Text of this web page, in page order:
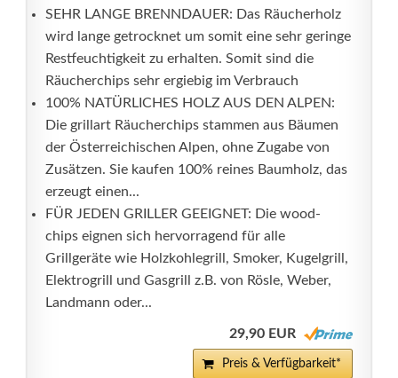
SEHR LANGE BRENNDAUER: Das Räucherholz
wird lange getrocknet um somit eine sehr geringe
Restfeuchtigkeit zu erhalten. Somit sind die
Räucherchips sehr ergiebig im Verbrauch
100% NATÜRLICHES HOLZ AUS DEN ALPEN:
Die grillart Räucherchips stammen aus Bäumen
der Österreichischen Alpen, ohne Zugabe von
Zusätzen. Sie kaufen 100% reines Baumholz, das
erzeugt einen...
FÜR JEDEN GRILLER GEEIGNET: Die wood-
chips eignen sich hervorragend für alle
Grillgeräte wie Holzkohlegrill, Smoker, Kugelgrill,
Elektrogrill und Gasgrill z.B. von Rösle, Weber,
Landmann oder...
29,90 EUR
Preis & Verfügbarkeit*